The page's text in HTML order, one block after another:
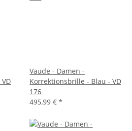
Vaude - Damen -
Korrektionsbrille - Blau - VD
176
495,99 € *